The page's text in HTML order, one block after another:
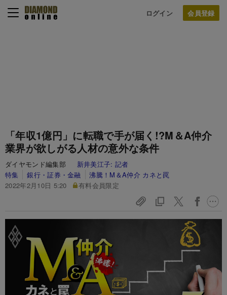
ログイン
「年収1億円」に転職で手が届く!?M＆A仲介
業界が欲しがる人材の意外な条件
ダイヤモンド編集部 新井美江子:記者
特集
銀行・証券・金融
沸騰！M＆A仲介 カネと罠
2022年2月10日 5:20
有料会員限定